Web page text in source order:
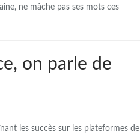
ne mâche pas ses mots ces
on parle de
les succès sur les plateformes de